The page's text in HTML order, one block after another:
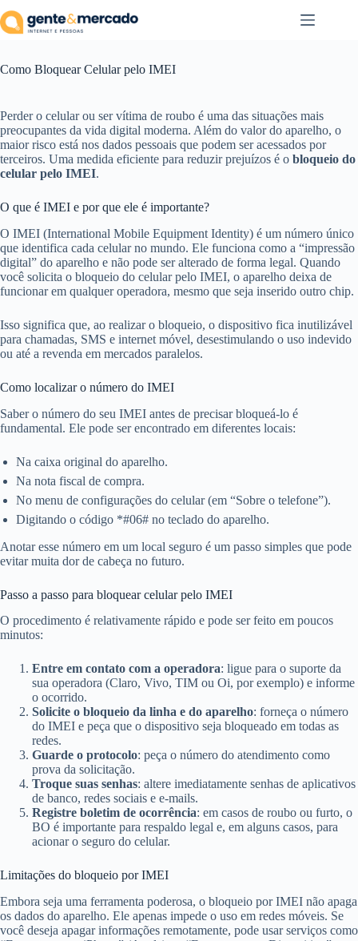
para
o
Como Bloquear Celular pelo IMEI
Perder o celular ou ser vítima de roubo é uma das situações mais
preocupantes da vida digital moderna. Além do valor do aparelho, o
maior risco está nos dados pessoais que podem ser acessados por
terceiros. Uma medida eficiente para reduzir prejuízos é o bloqueio do
celular pelo IMEI.
O que é IMEI e por que ele é importante?
O IMEI (International Mobile Equipment Identity) é um número único
que identifica cada celular no mundo. Ele funciona como a “impressão
digital” do aparelho e não pode ser alterado de forma legal. Quando
você solicita o bloqueio do celular pelo IMEI, o aparelho deixa de
funcionar em qualquer operadora, mesmo que seja inserido outro chip.
Isso significa que, ao realizar o bloqueio, o dispositivo fica inutilizável
para chamadas, SMS e internet móvel, desestimulando o uso indevido
ou até a revenda em mercados paralelos.
Como localizar o número do IMEI
Saber o número do seu IMEI antes de precisar bloqueá-lo é
fundamental. Ele pode ser encontrado em diferentes locais:
Na caixa original do aparelho.
Na nota fiscal de compra.
No menu de configurações do celular (em “Sobre o telefone”).
Digitando o código *#06# no teclado do aparelho.
Anotar esse número em um local seguro é um passo simples que pode
evitar muita dor de cabeça no futuro.
Passo a passo para bloquear celular pelo IMEI
O procedimento é relativamente rápido e pode ser feito em poucos
minutos:
Entre em contato com a operadora: ligue para o suporte da
sua operadora (Claro, Vivo, TIM ou Oi, por exemplo) e informe
o ocorrido.
Solicite o bloqueio da linha e do aparelho: forneça o número
do IMEI e peça que o dispositivo seja bloqueado em todas as
redes.
Guarde o protocolo: peça o número do atendimento como
prova da solicitação.
Troque suas senhas: altere imediatamente senhas de aplicativos
de banco, redes sociais e e-mails.
Registre boletim de ocorrência: em casos de roubo ou furto, o
BO é importante para respaldo legal e, em alguns casos, para
acionar o seguro do celular.
Limitações do bloqueio por IMEI
Embora seja uma ferramenta poderosa, o bloqueio por IMEI não apaga
os dados do aparelho. Ele apenas impede o uso em redes móveis. Se
você deseja apagar informações remotamente, pode usar serviços como